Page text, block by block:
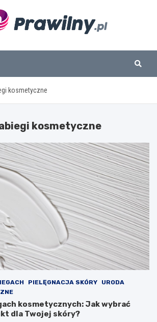
kosmetyczne
kosmetyczne
PIELĘGNACJA SKÓRY
URODA
kosmetycznych: Jak wybrać
dla Twojej skóry?